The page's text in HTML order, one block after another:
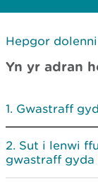
Hepgor
Yn yr adran
Gwastraff
Sut i lenwi
gwastraff